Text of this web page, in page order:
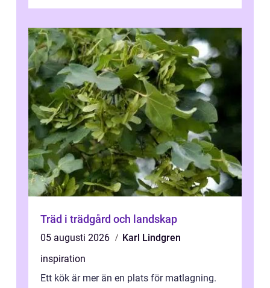
Träd i trädgård och landskap
05 augusti 2026
Karl Lindgren
inspiration
Ett kök är mer än en plats för matlagning.